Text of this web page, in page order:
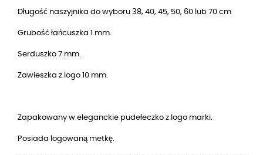
Długość naszyjnika do wyboru 38, 40, 45, 50, 60 lub 70 cm
Grubość łańcuszka 1 mm.
Serduszko 7 mm.
Zawieszka z logo 10 mm.
Zapakowany w eleganckie pudełeczko z logo marki.
Posiada logowaną metkę.